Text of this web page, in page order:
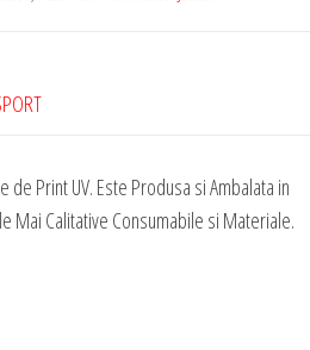
Print UV. Este Produsa si Ambalata in
Mai Calitative Consumabile si Materiale.